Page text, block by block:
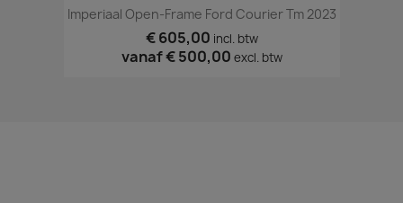
Imperiaal Open-Frame Ford Courier Tm 2023
€ 605,00 incl. btw
vanaf€ 500,00 excl. btw